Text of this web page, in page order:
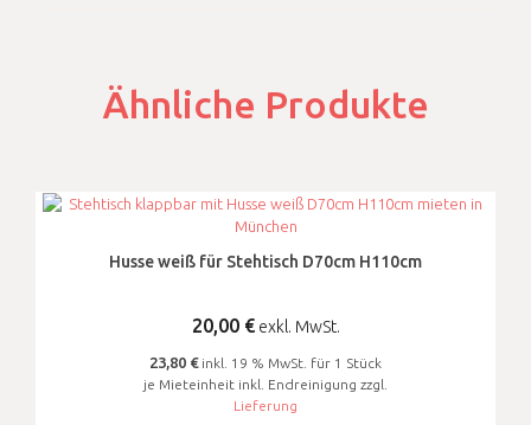
Ähnliche Produkte
Husse weiß für Stehtisch D70cm H110cm
20,00 €exkl. MwSt.
23,80 €inkl. 19 % MwSt. für 1 Stück
je Mieteinheit inkl. Endreinigung zzgl.
Lieferung